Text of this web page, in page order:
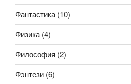
Фантастика (10)
Физика (4)
Философия (2)
Фэнтези (6)